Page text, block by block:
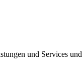
und Services